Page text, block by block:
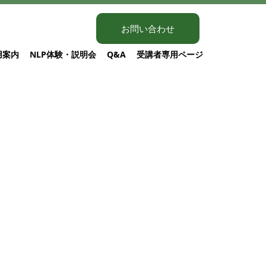
お問い合わせ
案内 NLP体験・説明会 Q&A 受講者専用ページ